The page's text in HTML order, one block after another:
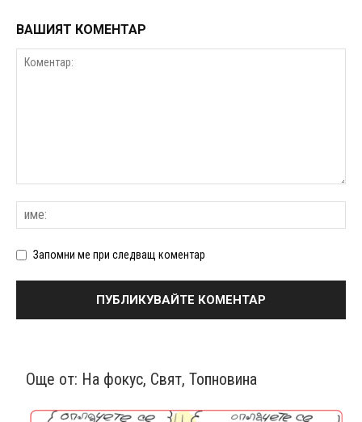
ВАШИЯТ КОМЕНТАР
Запомни ме при следващ коментар
Още от: На фокус, Свят, Топновина